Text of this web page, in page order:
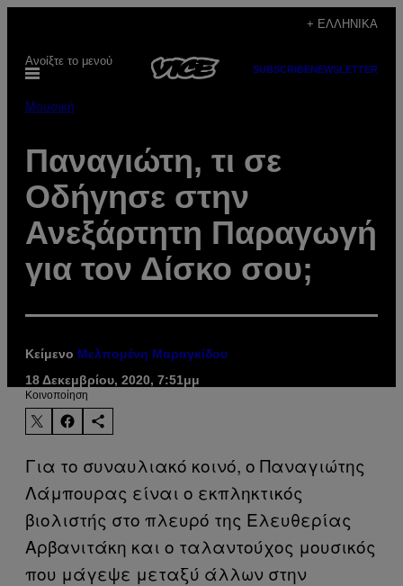
περιεχόμενο
+ ΕΛΛΗΝΙΚΆ
Ανοίξτε το μενού
SUBSCRIBENEWSLETTER
Μουσική
Παναγιώτη, τι σε
Οδήγησε στην
Ανεξάρτητη Παραγωγή
για τον Δίσκο σου;
Κείμενο Μελπομένη Μαραγκίδου
18 Δεκεμβρίου, 2020, 7:51μμ
Kοινοποίηση
Για το συναυλιακό κοινό, ο Παναγιώτης
Λάμπουρας είναι ο εκπληκτικός
βιολιστής στο πλευρό της Ελευθερίας
Αρβανιτάκη και ο ταλαντούχος μουσικός
που μάγεψε μεταξύ άλλων στην